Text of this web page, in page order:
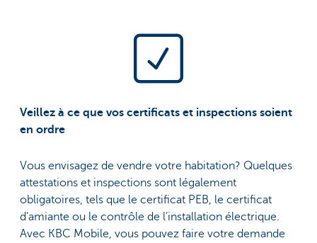
Veillez à ce que vos certificats et inspections soient
en ordre
Vous envisagez de vendre votre habitation? Quelques
attestations et inspections sont légalement
obligatoires, tels que le certificat PEB, le certificat
d'amiante ou le contrôle de l’installation électrique.
Avec KBC Mobile, vous pouvez faire votre demande